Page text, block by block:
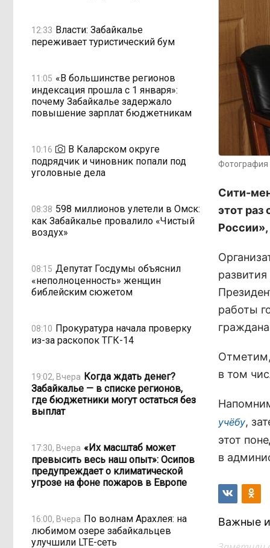
12:33 Власти: Забайкалье
переживает туристический бум
11:05 «В большинстве регионов
индексация прошла с 1 января»:
почему Забайкалье задержало
повышение зарплат бюджетникам
10:16
В Каларском округе
подрядчик и чиновник попали под
уголовные дела
08:38 598 миллионов улетели в Омск:
как Забайкалье провалило «Чистый
воздух»
08:15 Депутат Госдумы объяснил
«неполноценность» женщин
библейским сюжетом
08:10 Прокуратура начала проверку
из-за раскопок ТГК-14
19:02, Вчера Когда ждать денег?
Забайкалье — в списке регионов,
где бюджетники могут остаться без
выплат
17:30, Вчера «Их масштаб может
превысить весь наш опыт»: Осипов
предупреждает о климатической
угрозе на фоне пожаров в Европе
16:00, Вчера По волнам Арахлея: на
любимом озере забайкальцев
улучшили LTE-сеть
Фотография
Сити-
этот раз
работы
Отметим,
в том
учёбу,
этот
в
Важные